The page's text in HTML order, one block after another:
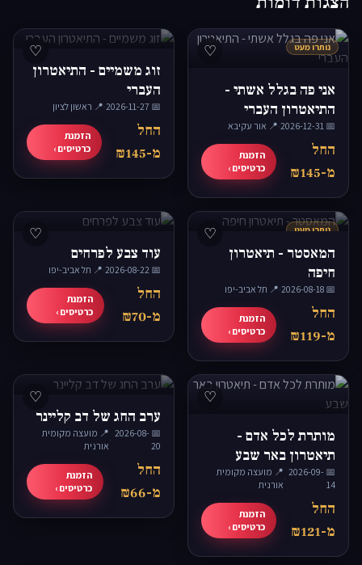
♡ נותרו מעט
אני פה בגלל אשתי -
התיאטרון העברי
📅 2026-12-31
·📍 אור עקיבא
החל
מ-₪145
הזמנת
כרטיסים ›
♡
זוג משמיים - התיאטרון
העברי
📅 2026-11-27
·📍 ראשון לציון
החל
מ-₪145
הזמנת
כרטיסים ›
♡ נותרו מעט
המאסטר - תיאטרון
חיפה
📅 2026-08-18
·📍 תל אביב-יפו
החל
מ-₪119
הזמנת
כרטיסים ›
♡
עוד צבע לפרחים
📅 2026-08-22
·📍 תל אביב-יפו
החל
מ-₪70
הזמנת
כרטיסים ›
♡
מותרת לכל אדם -
תיאטרון באר שבע
📅 2026-09-
14
·
📍 מועצה מקומית
אורנית
החל
מ-₪121
הזמנת
כרטיסים ›
♡
ערב החג של דב קליינר
📅 2026-08-
20
·
📍 מועצה מקומית
אורנית
החל
מ-₪66
הזמנת
כרטיסים ›